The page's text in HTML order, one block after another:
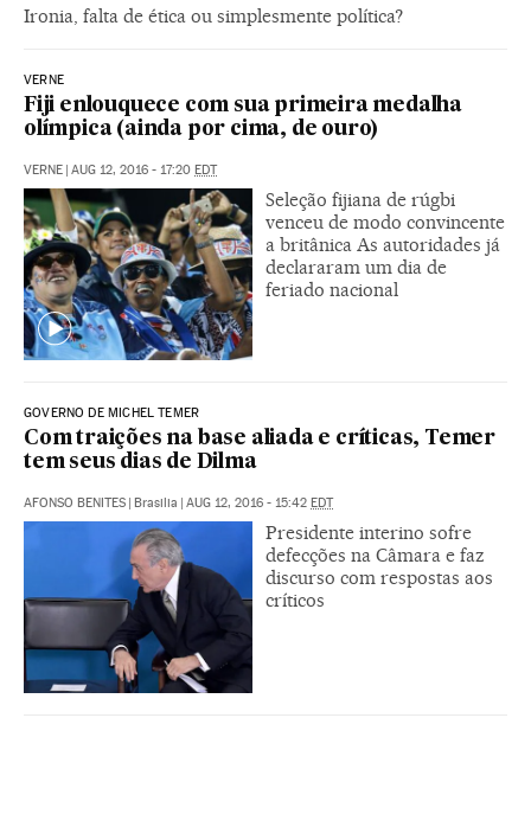
Ironia, falta de ética ou simplesmente política?
VERNE
Fiji enlouquece com sua primeira medalha
olímpica (ainda por cima, de ouro)
VERNE | AUG 12, 2016 - 17:20 EDT
Seleção fijiana de rúgbi
venceu de modo convincente
a britânica As autoridades já
declararam um dia de
feriado nacional
GOVERNO DE MICHEL TEMER
Com traições na base aliada e críticas, Temer
tem seus dias de Dilma
AFONSO BENITES | Brasilia | AUG 12, 2016 - 15:42 EDT
Presidente interino sofre
defecções na Câmara e faz
discurso com respostas aos
críticos